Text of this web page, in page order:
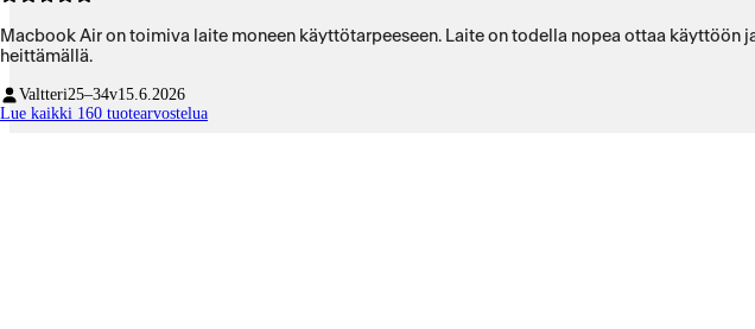
Macbook Air on toimiva laite moneen käyttötarpeeseen. Laite on todella nopea ottaa
heittämällä.
Valtteri25–34v15.6.2026
Lue kaikki 160 tuotearvostelua